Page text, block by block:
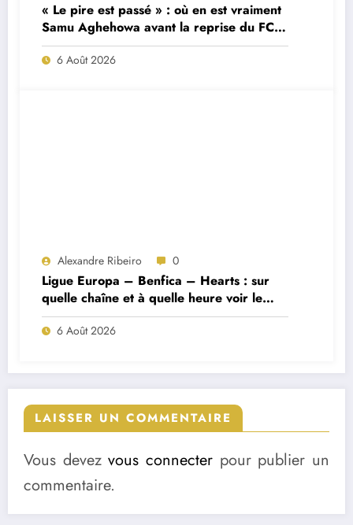
« Le pire est passé » : où en est vraiment
Samu Aghehowa avant la reprise du FC
Porto ?
6 Août 2026
Alexandre Ribeiro 0
Ligue Europa – Benfica – Hearts : sur
quelle chaîne et à quelle heure voir le
match ?
6 Août 2026
LAISSER UN COMMENTAIRE
Vous devezvous connecter pour publier un
commentaire.